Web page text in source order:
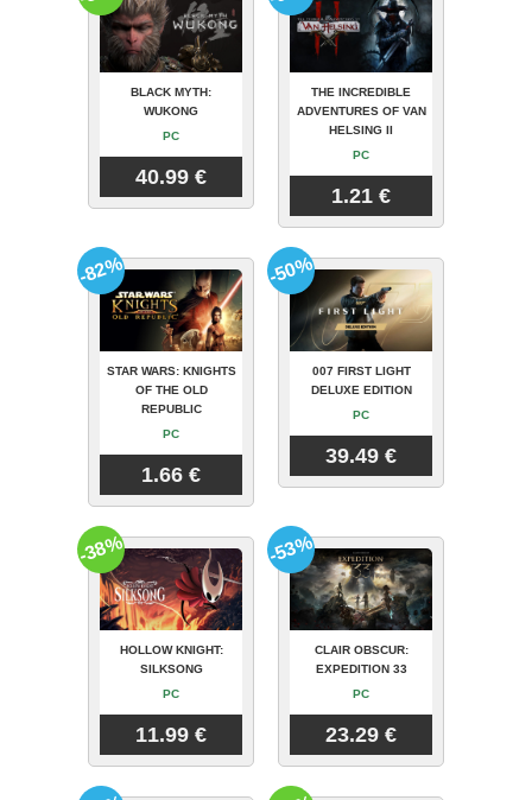
BLACK MYTH:
WUKONG
PC
40.99 €
THE INCREDIBLE
ADVENTURES OF VAN
HELSING II
PC
1.21 €
STAR WARS: KNIGHTS
OF THE OLD
REPUBLIC
PC
1.66 €
-82%
007 FIRST LIGHT
DELUXE EDITION
PC
39.49 €
-50%
HOLLOW KNIGHT:
SILKSONG
PC
11.99 €
-38%
CLAIR OBSCUR:
EXPEDITION 33
PC
23.29 €
-53%